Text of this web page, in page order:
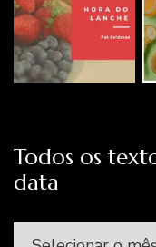
Todos os
data
Todos